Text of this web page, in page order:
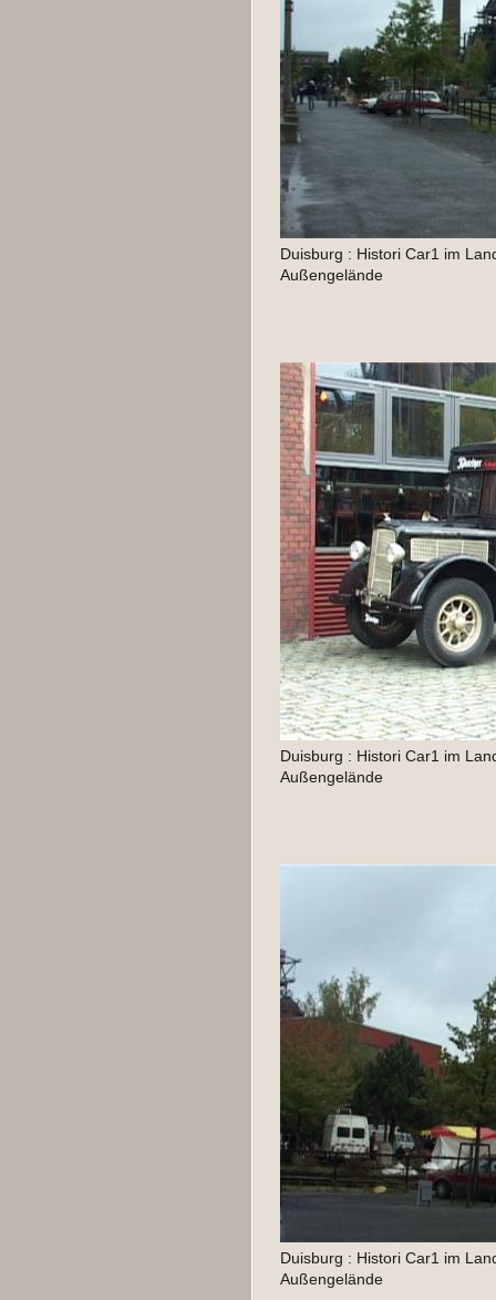
Duisburg : Histori Car1 im
Außengelände
Duisburg : Histori Car1 im
Außengelände
Duisburg : Histori Car1 im
Außengelände